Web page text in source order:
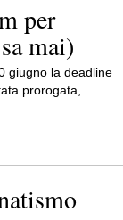
per
mai)
giugno la deadline
prorogata,